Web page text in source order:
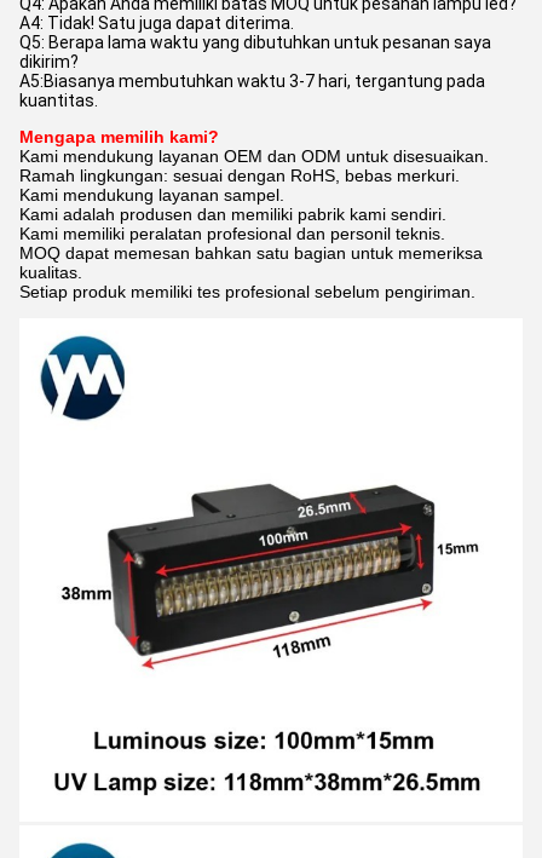
A4: Tidak! Satu juga dapat diterima.
Q5: Berapa lama waktu yang dibutuhkan untuk pesanan saya
dikirim?
A5:Biasanya membutuhkan waktu 3-7 hari, tergantung pada
kuantitas.
Mengapa memilih kami?
Kami mendukung layanan OEM dan ODM untuk disesuaikan.
Ramah lingkungan: sesuai dengan RoHS, bebas merkuri.
Kami mendukung layanan sampel.
Kami adalah produsen dan memiliki pabrik kami sendiri.
Kami memiliki peralatan profesional dan personil teknis.
MOQ dapat memesan bahkan satu bagian untuk memeriksa
kualitas.
Setiap produk memiliki tes profesional sebelum pengiriman.